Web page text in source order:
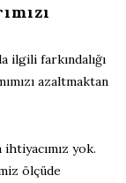
ilgili farkındalığı
azaltmaktan
yok.
ölçüde